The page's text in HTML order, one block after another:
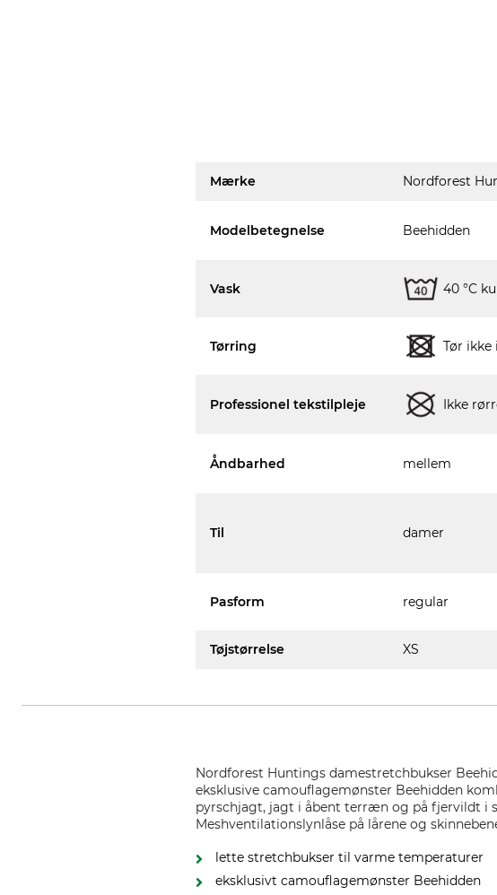
Mærke Nordforest
Modelbetegnelse Beehidden
Vask 40 °C
Tørring Tør
Professionel tekstilpleje Ikke
Åndbarhed mellem
Til damer
Pasform regular
Tøjstørrelse XS
Nordforest Huntings damestretchbukser
eksklusive camouflagemønster Beehidden
pyrschjagt, jagt i åbent terræn og på fjervildt i
Meshventilationslynlåse på lårene og
lette stretchbukser til varme temperaturer
eksklusivt camouflagemønster Beehidden